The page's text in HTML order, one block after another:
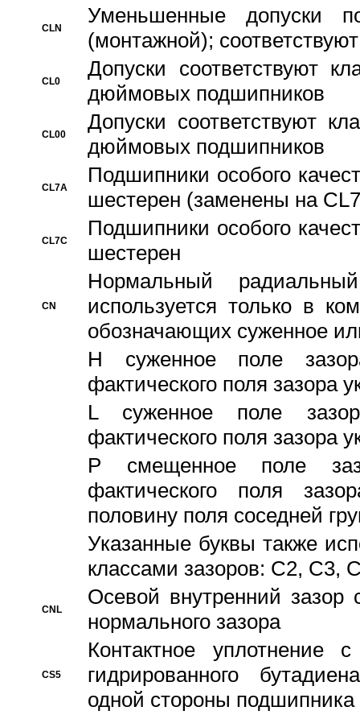
CLN
Уменьшенные
(монтажной);
CL0
Допуски соответствуют
дюймовых подшипников
CL00
Допуски соответствуют
дюймовых подшипников
CL7A
Подшипники особого
шестерен (заменены на
CL7C
Подшипники особого
шестерен
CN
Hормальный
используется только в
обозначающих суженное
H суженное поле
фактического поля зазора
L суженное поле
фактического поля зазора
P смещенное поле
фактического поля
половину поля соседней
Указанные буквы также
классами зазоров: С2,
CNL
Осевой внутренний зазор
нормального зазора
CS5
Контактное уплотнение
гидрированного
одной стороны подшипника